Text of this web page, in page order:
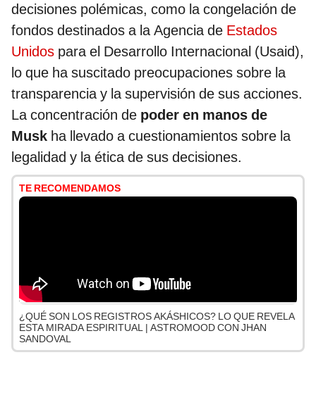
decisiones polémicas, como la congelación de
fondos destinados a la Agencia de Estados
Unidos para el Desarrollo Internacional (Usaid),
lo que ha suscitado preocupaciones sobre la
transparencia y la supervisión de sus acciones.
La concentración de poder en manos de
Musk ha llevado a cuestionamientos sobre la
legalidad y la ética de sus decisiones.
TE RECOMENDAMOS
¿QUÉ SON LOS REGISTROS AKÁSHICOS? LO QUE REVELA
ESTA MIRADA ESPIRITUAL | ASTROMOOD CON JHAN
SANDOVAL